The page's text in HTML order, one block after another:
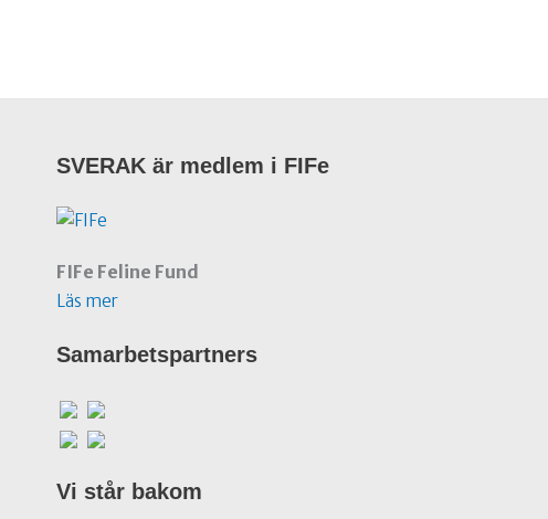
SVERAK är medlem i FIFe
FIFe Feline Fund
Läs mer
Samarbetspartners
Vi står bakom